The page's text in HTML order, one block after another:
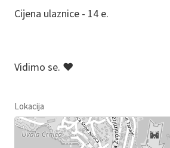
Cijena ulaznice - 14 e.
Vidimo se. ❤️
Lokacija